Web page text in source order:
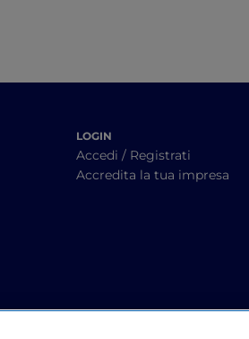
LOGIN
Accedi / Registrati
Accredita la tua impresa